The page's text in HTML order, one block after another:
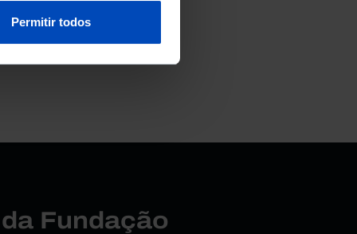
Permitir todos
Fundação